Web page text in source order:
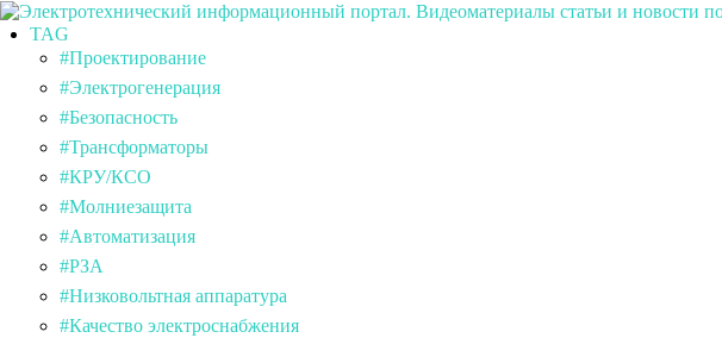
TAG
#Проектирование
#Электрогенерация
#Безопасность
#Трансформаторы
#КРУ/КСО
#Молниезащита
#Автоматизация
#РЗА
#Низковольтная аппаратура
#Качество электроснабжения